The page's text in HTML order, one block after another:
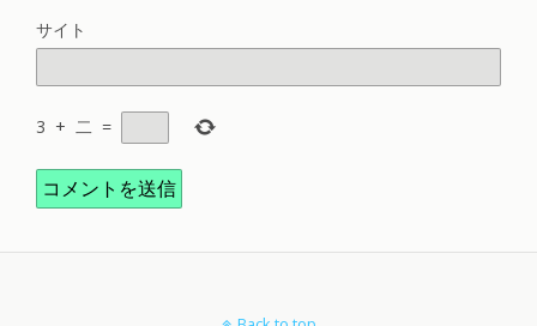
サイト
3 + 二 =